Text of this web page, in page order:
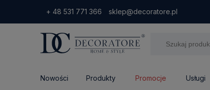
+ 48 531 771 366 sklep@decoratore.pl
Nowości Produkty Promocje Usługi